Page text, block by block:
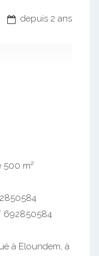
depuis 2 ans
500 m²
692850584
à Eloundem, à